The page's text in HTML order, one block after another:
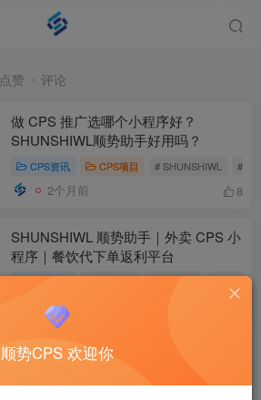
点赞 评论
做 CPS 推广选哪个小程序好？
SHUNSHIWL顺势助手好用吗？
CPS资讯 CPS项目 # SHUNSHIWL #
2个月前 8
SHUNSHIWL 顺势助手｜外卖 CPS 小
程序｜餐饮代下单返利平台
CPS资讯 # 顺势CPS # 外卖CPS #
2个月前
SHUNSHIWL 顺势助手微信小程序｜
顺势CPS 欢迎你